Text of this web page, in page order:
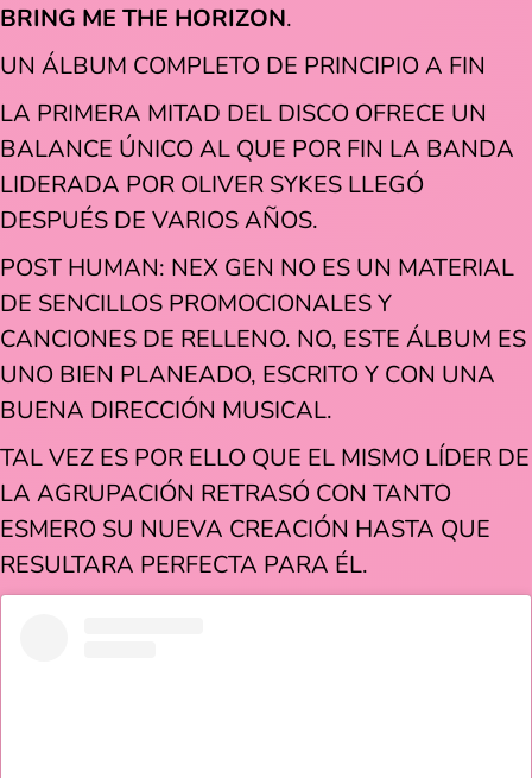
BRING ME THE HORIZON.
UN ÁLBUM COMPLETO DE PRINCIPIO A FIN
LA PRIMERA MITAD DEL DISCO OFRECE UN
BALANCE ÚNICO AL QUE POR FIN LA BANDA
LIDERADA POR OLIVER SYKES LLEGÓ
DESPUÉS DE VARIOS AÑOS.
POST HUMAN: NEX GEN NO ES UN MATERIAL
DE SENCILLOS PROMOCIONALES Y
CANCIONES DE RELLENO. NO, ESTE ÁLBUM ES
UNO BIEN PLANEADO, ESCRITO Y CON UNA
BUENA DIRECCIÓN MUSICAL.
TAL VEZ ES POR ELLO QUE EL MISMO LÍDER DE
LA AGRUPACIÓN RETRASÓ CON TANTO
ESMERO SU NUEVA CREACIÓN HASTA QUE
RESULTARA PERFECTA PARA ÉL.